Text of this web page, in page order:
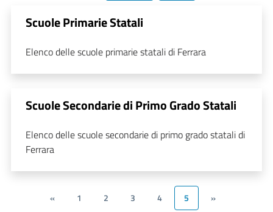
Scuole Primarie Statali
Elenco delle scuole primarie statali di Ferrara
Scuole Secondarie di Primo Grado Statali
Elenco delle scuole secondarie di primo grado statali di
Ferrara
« 1 2 3 4 5 »